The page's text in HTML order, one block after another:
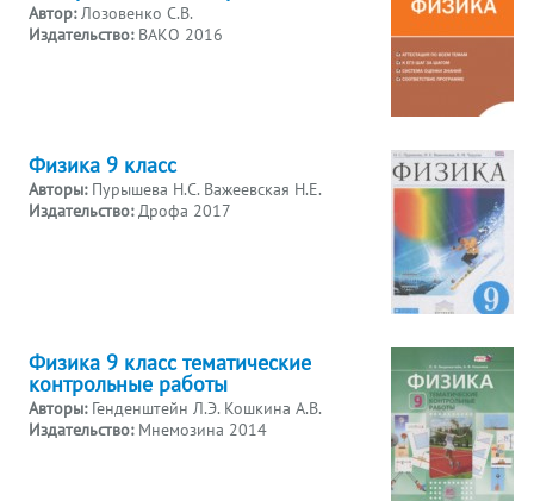
Автор:Лозовенко С.В.
Издательство: ВАКО 2016
Физика 9 класс
Авторы: Пурышева Н.С. Важеевская Н.Е.
Издательство:Дрофа 2017
Физика 9 класс тематические
контрольные работы
Авторы: Генденштейн Л.Э. Кошкина А.В.
Издательство: Мнемозина 2014